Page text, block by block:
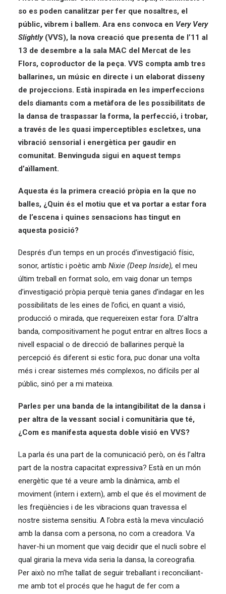
so es poden canalitzar per fer que nosaltres, el
públic, vibrem i ballem. Ara ens convoca en Very Very
Slightly (VVS), la nova creació que presenta de l’11 al
13 de desembre a la sala MAC del Mercat de les
Flors, coproductor de la peça. VVS compta amb tres
ballarines, un músic en directe i un elaborat disseny
de projeccions. Està inspirada en les imperfeccions
dels diamants com a metàfora de les possibilitats de
la dansa de traspassar la forma, la perfecció, i trobar,
a través de les quasi imperceptibles escletxes, una
vibració sensorial i energètica per gaudir en
comunitat. Benvinguda sigui en aquest temps
d’aïllament.
Aquesta és la primera creació pròpia en la que no
balles, ¿Quin és el motiu que et va portar a estar fora
de l’escena i quines sensacions has tingut en
aquesta posició?
Després d’un temps en un procés d’investigació físic,
sonor, artístic i poètic amb Nixie (Deep Inside), el meu
últim treball en format solo, em vaig donar un temps
d’investigació pròpia perquè tenia ganes d’indagar en les
possibilitats de les eines de l’ofici, en quant a visió,
producció o mirada, que requereixen estar fora. D’altra
banda, compositivament he pogut entrar en altres llocs a
nivell espacial o de direcció de ballarines perquè la
percepció és diferent si estic fora, puc donar una volta
més i crear sistemes més complexos, no difícils per al
públic, sinó per a mi mateixa.
Parles per una banda de la intangibilitat de la dansa i
per altra de la vessant social i comunitària que té,
¿Com es manifesta aquesta doble visió en VVS?
La parla és una part de la comunicació però, on és l’altra
part de la nostra capacitat expressiva? Està en un món
energètic que té a veure amb la dinàmica, amb el
moviment (intern i extern), amb el que és el moviment de
les freqüències i de les vibracions quan travessa el
nostre sistema sensitiu. A l’obra està la meva vinculació
amb la dansa com a persona, no com a creadora. Va
haver-hi un moment que vaig decidir que el nucli sobre el
qual giraria la meva vida seria la dansa, la coreografia.
Per això no m’he tallat de seguir treballant i reconciliant-
me amb tot el procés que he hagut de fer com a